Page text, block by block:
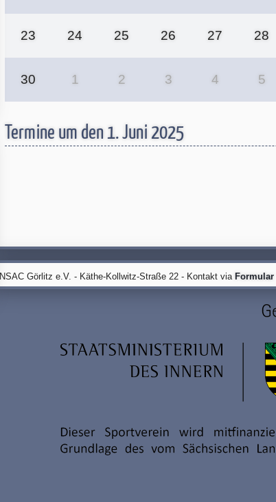
23 24 25 26 27 28
30 1 2 3 4 5
Termine um den 1. Juni 2025
NSAC Görlitz e.V. - Käthe-Kollwitz-Straße 22 - Kontakt via Formular